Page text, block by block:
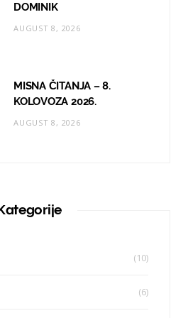
DOMINIK
AUGUST 8, 2026
MISNA ČITANJA – 8.
KOLOVOZA 2026.
AUGUST 8, 2026
(10)
(6)